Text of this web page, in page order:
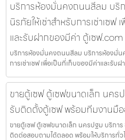
บริการห้องมั่นคงถนนสีลม บริ
นิรภัยให้เช่าสำหรับการเช่าเซฟ
และรับฝากของมีค่า ตู้เซฟ.com
บริการห้องมั่นคงถนนสีลม บริการห้องมั่น
การเช่าเซฟ เพื่อเป็นที่เก็บของมีค่าและรับ
ขายตู้เซฟ ตู้เซฟขนาดเล็ก นคร
รับติดตั้งตู้เซฟ พร้อมทีมงานมื
ขายตู้เซฟ ตู้เซฟขนาดเล็ก นครปฐม บริกา
ติดต่อสอบถามได้ตลอด พร้อมให้บริการทั่ว